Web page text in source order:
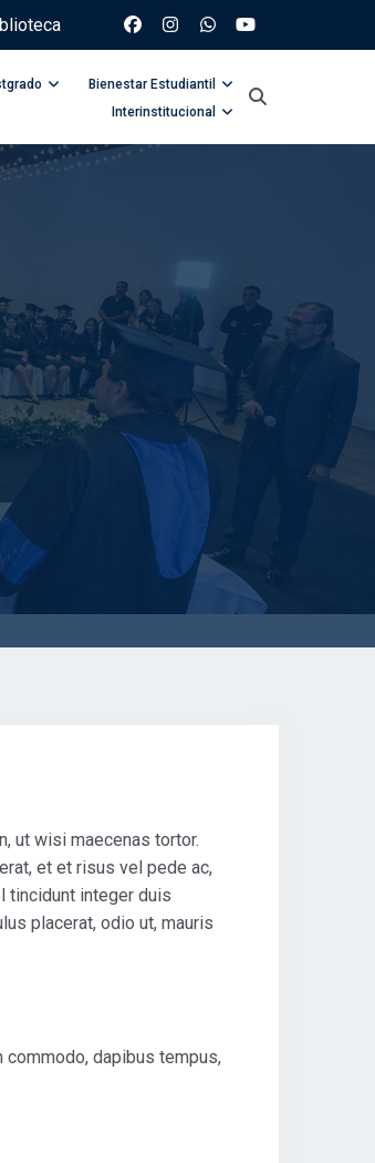
Bienestar Estudiantil
Interinstitucional
ut wisi maecenas tortor.
et et risus vel pede ac,
tincidunt integer duis
placerat, odio ut, mauris
dapibus tempus,